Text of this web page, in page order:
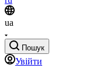
ua
Пошук
Увійти